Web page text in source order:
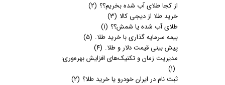
از کجا طلای آب شده بخریم؟؟ (۲)
خرید طلا از دیجی کالا (۳)
طلای آب شده یا شمش؟؟ (۱)
بیمه سرمایه گذاری با خرید طلا. (۵)
پیش بینی قیمت دلار و طلا. (۴)
مدیریت زمان و تکنیک‌های افزایش بهره‌وری:
(۱)
ثبت نام در ایران خودرو یا خرید طلا؟ (۲)